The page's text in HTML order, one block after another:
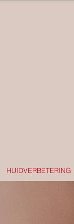
HUIDVERBETERING